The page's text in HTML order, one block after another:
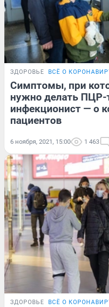
ЗДОРОВЬЕ ВСЁ О
Симптомы, при
нужно делать ПЦР-
инфекционист — о
пациентов
6 ноября, 2021, 15:00 1 463
ЗДОРОВЬЕ ВСЁ О